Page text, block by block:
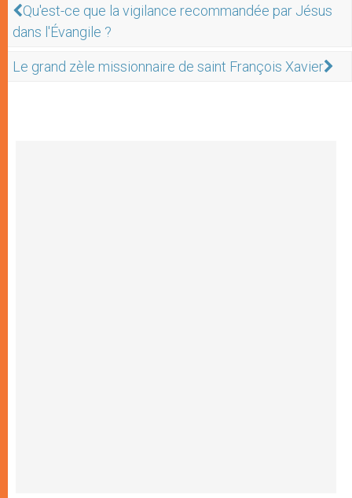
Qu'est-ce que la vigilance recommandée par Jésus
dans l'Évangile ?
Le grand zèle missionnaire de saint François Xavier